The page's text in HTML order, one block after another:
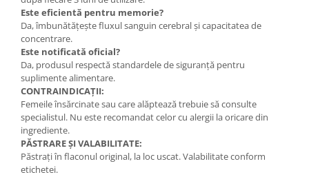
Este eficientă pentru memorie?
Da, îmbunătățește fluxul sanguin cerebral și capacitatea de
concentrare.
Este notificată oficial?
Da, produsul respectă standardele de siguranță pentru
suplimente alimentare.
CONTRAINDICAȚII:
Femeile însărcinate sau care alăptează trebuie să consulte
specialistul. Nu este recomandat celor cu alergii la oricare din
ingrediente.
PĂSTRARE ȘI VALABILITATE:
Păstrați în flaconul original, la loc uscat. Valabilitate conform
etichetei.